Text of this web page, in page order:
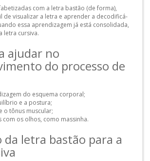
com a letra bastão (de forma),
de visualizar a letra e aprender a decodificá-
essa aprendizagem já está consolidada,
letra cursiva.
ajudar no
do processo de
do esquema corporal;
e a postura;
o tônus muscular;
com os olhos, como massinha.
da letra bastão para a